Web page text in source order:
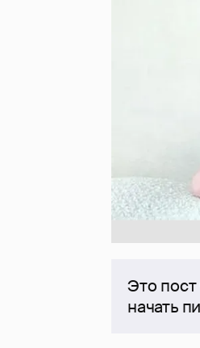
Это пост
начать